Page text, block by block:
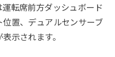
転席前方ダッシュボード
位置、デュアルセンサーブ
示されます。